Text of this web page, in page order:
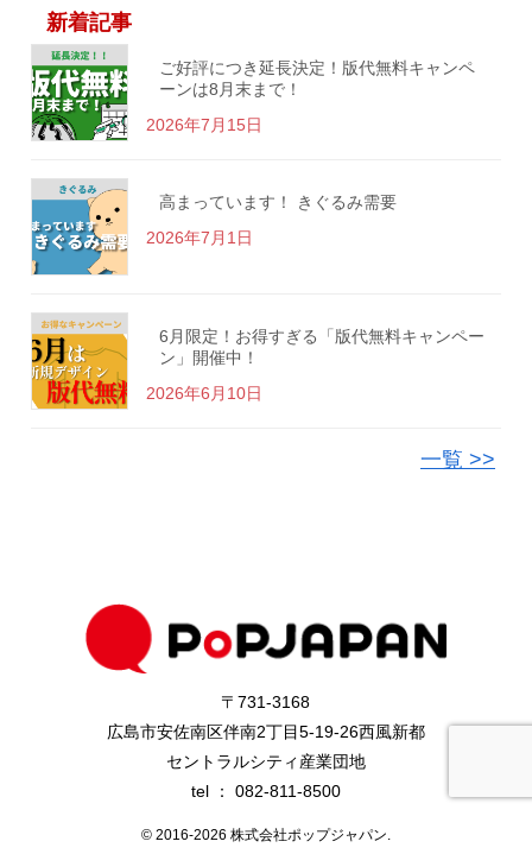
新着記事
ご好評につき延長決定！版代無料キャンペ
ーンは8月末まで！
2026年7月15日
高まっています！ きぐるみ需要
2026年7月1日
6月限定！お得すぎる「版代無料キャンペー
ン」開催中！
2026年6月10日
一覧 >>
〒731-3168
広島市安佐南区伴南2丁目5-19-26西風新都
セントラルシティ産業団地
tel ： 082-811-8500
© 2016-2026 株式会社ポップジャパン.